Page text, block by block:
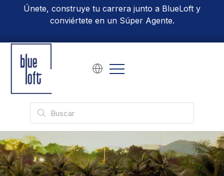
Únete, construye tu carrera junto a BlueLoft y
conviértete en un Súper Agente.